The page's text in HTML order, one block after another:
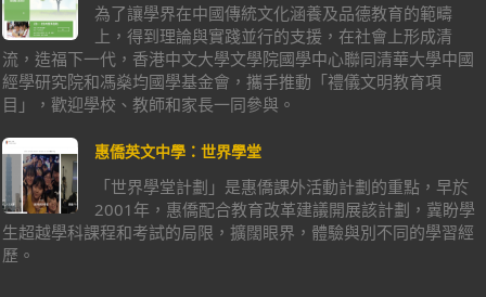
為了讓學界在中國傳統文化涵養及品德教育的範疇
上，得到理論與實踐並行的支援，在社會上形成清
流，造福下一代，香港中文大學文學院國學中心聯同清華大學中國
經學研究院和馮燊均國學基金會，攜手推動「禮儀文明教育項
目」，歡迎學校、教師和家長一同參與。
惠僑英文中學：世界學堂
「世界學堂計劃」是惠僑課外活動計劃的重點，早於
2001年，惠僑配合教育改革建議開展該計劃，冀盼學
生超越學科課程和考試的局限，擴闊眼界，體驗與別不同的學習經
歷。